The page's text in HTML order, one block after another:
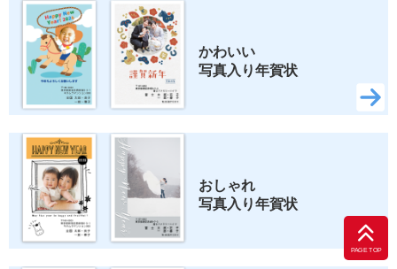
かわいい
写真入り年賀状
おしゃれ
写真入り年賀状
PAGE TOP